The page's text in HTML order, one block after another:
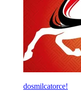
dosmilcatorce!